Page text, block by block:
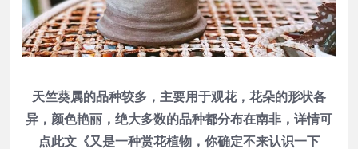
天竺葵属的品种较多，主要用于观花，花朵的形状各
异，颜色艳丽，绝大多数的品种都分布在南非，详情可
点此文《又是一种赏花植物，你确定不来认识一下